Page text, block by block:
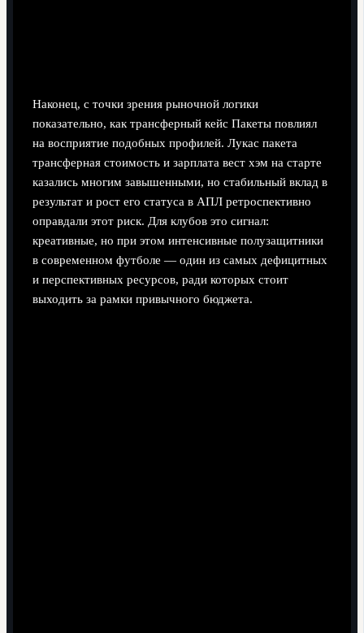
Наконец, с точки зрения рыночной логики
показательно, как трансферный кейс Пакеты повлиял
на восприятие подобных профилей. Лукас пакета
трансферная стоимость и зарплата вест хэм на старте
казались многим завышенными, но стабильный вклад в
результат и рост его статуса в АПЛ ретроспективно
оправдали этот риск. Для клубов это сигнал:
креативные, но при этом интенсивные полузащитники
в современном футболе — один из самых дефицитных
и перспективных ресурсов, ради которых стоит
выходить за рамки привычного бюджета.